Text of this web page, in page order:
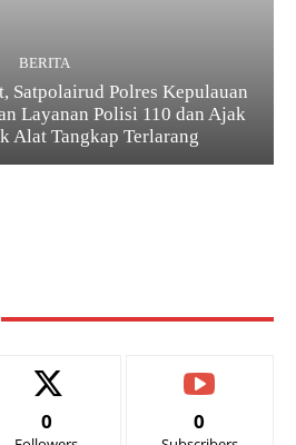
BERITA
Satpolairud Polres Kepulauan
Layanan Polisi 110 dan Ajak
Alat Tangkap Terlarang
0 0